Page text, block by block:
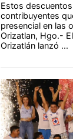
Estos
contribuyentes
presencial en las
Orizatlan, Hgo.-
Orizatlán lanzó ...